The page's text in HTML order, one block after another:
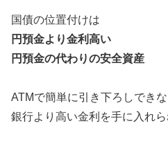
国債の位置付けは
円預金より金利高い
円預金の代わりの安全資産
ATMで簡単に引き下ろしでき
銀行より高い金利を手に入れ